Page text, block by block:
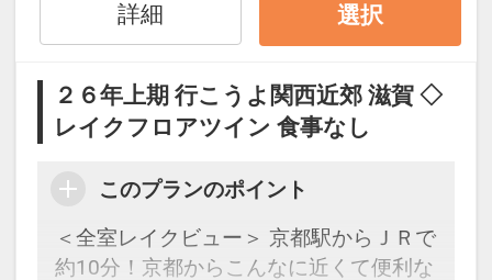
※宿泊期間中すべての日において人数・
一であることが割引適用の条件となりま
す。
連泊割引 設定除外日
詳細 選択
２６年上期 行こうよ関西近郊 滋賀 ◇
レイクフロアツイン 食事なし
このプランのポイント
＜全室レイクビュー＞ 京都駅からＪＲで
約10分！京都からこんなに近くて便利な